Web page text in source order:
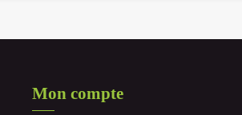
Mon compte